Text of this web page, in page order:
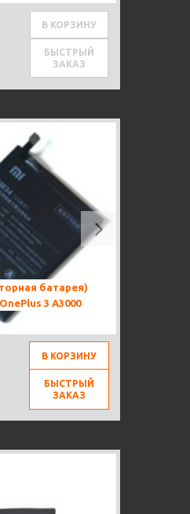
В КОРЗИНУ
БЫСТРЫЙ
ЗАКАЗ
Next
батарея)
3 A3000
В КОРЗИНУ
БЫСТРЫЙ
ЗАКАЗ